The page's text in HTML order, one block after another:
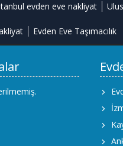
evden eve nakliyat
Evden Eve Taşımacılık